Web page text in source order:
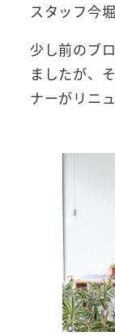
スタッフ今堀
少し前のブ
ましたが、
ナーがリニ